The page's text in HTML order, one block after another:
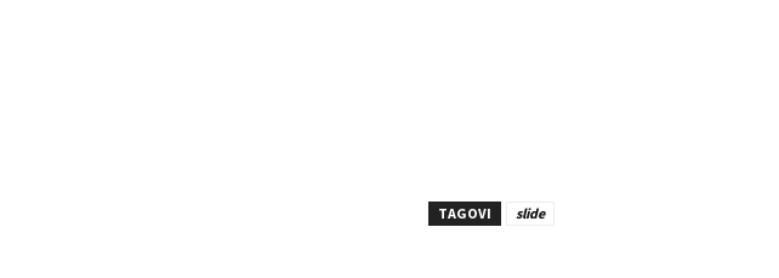
TAGOVI slide